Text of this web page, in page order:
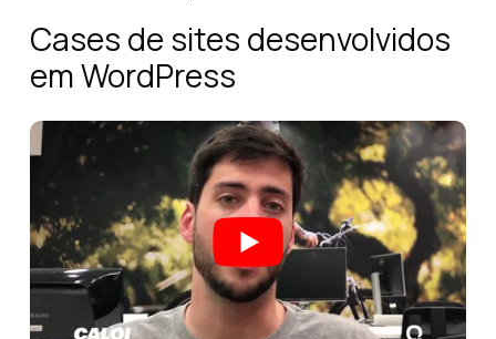
Cases de sites desenvolvidos
em WordPress